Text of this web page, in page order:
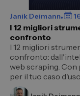
Janik Deimann
I 12 migliori
confronto
I 12 migliori
confronto:
web scraping. Con
per il tuo caso